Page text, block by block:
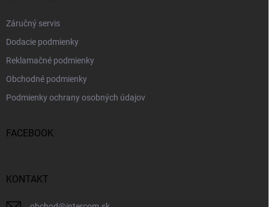
Záručný servis
Dodacie podmienky
Reklamačné podmienky
Obchodné podmienky
Podmienky ochrany osobných údajov
FACEBOOK
KONTAKT